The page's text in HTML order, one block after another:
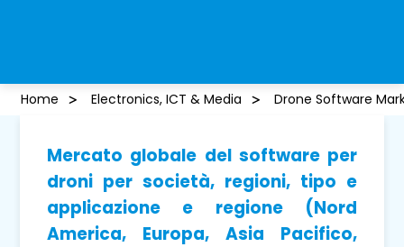
Home Electronics, ICT & Media Drone Software
Mercato globale del software per
droni per società, regioni, tipo e
applicazione e regione (Nord
America, Europa, Asia Pacifico,